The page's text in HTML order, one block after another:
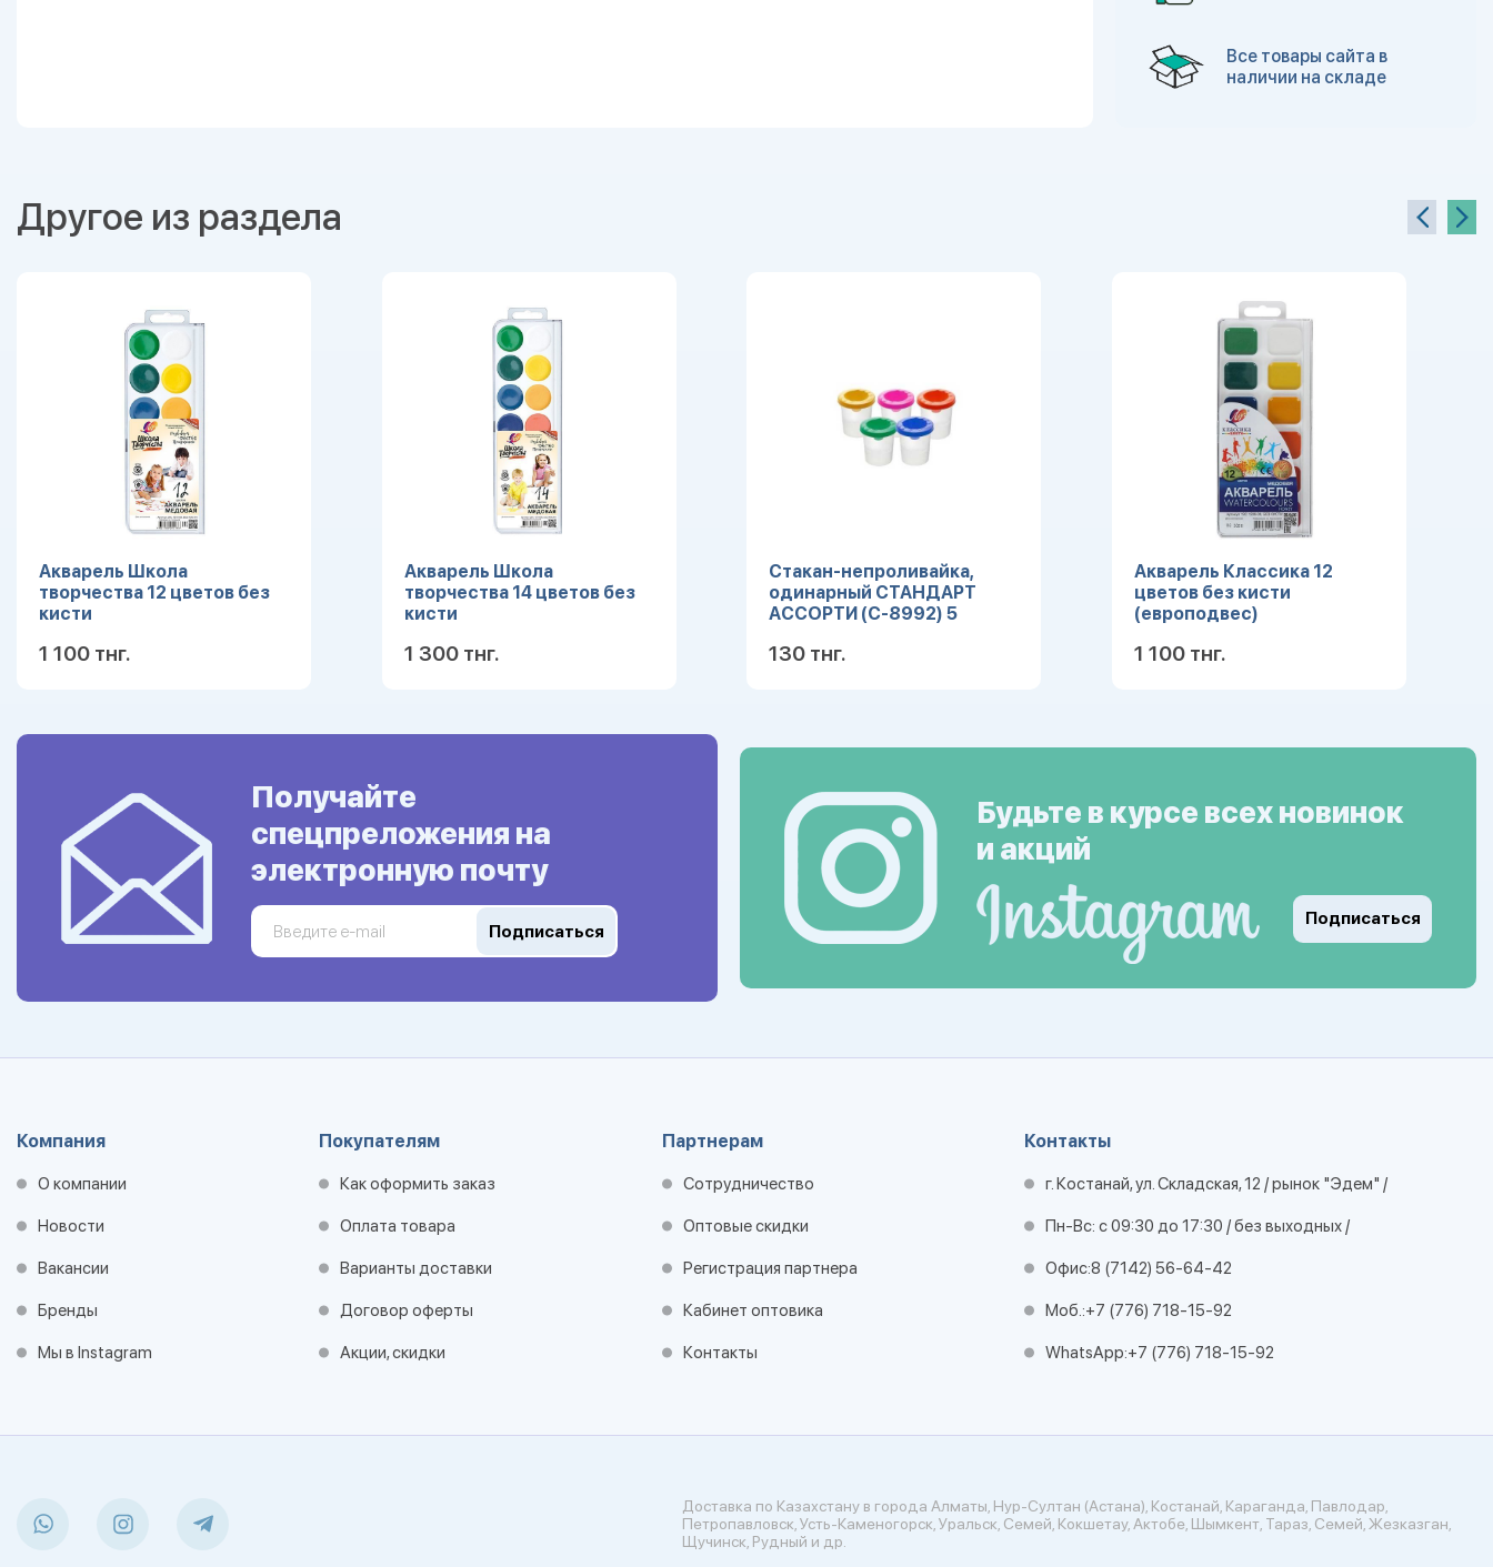
Все товары сайта в
наличии на складе
Другое из раздела
Акварель Школа
творчества 12 цветов без
кисти
1 100 тнг.
Акварель Школа
творчества 14 цветов без
кисти
1 300 тнг.
Стакан-непроливайка,
одинарный СТАНДАРТ
АССОРТИ (С-8992) 5
130 тнг.
Акварель Классика 12
цветов без кисти
(европодвес)
1 100 тнг.
Получайте
спецпреложения на
электронную почту
Подписаться
Будьте в курсе всех новинок
и акций
Подписаться
Компания
О компании
Новости
Вакансии
Бренды
Мы в Instagram
Покупателям
Как оформить заказ
Оплата товара
Варианты доставки
Договор оферты
Акции, скидки
Партнерам
Сотрудничество
Оптовые скидки
Регистрация партнера
Кабинет оптовика
Контакты
Контакты
г. Костанай, ул. Складская, 12 / рынок "Эдем" /
Пн-Вс: с 09:30 до 17:30 / без выходных /
Офис:8 (7142) 56-64-42
Моб.:+7 (776) 718-15-92
WhatsApp:+7 (776) 718-15-92
Доставка по Казахстану в города Алматы, Нур-Султан (Астана), Костанай, Караганда, Павлодар,
Петропавловск, Усть-Каменогорск, Уральск, Семей, Кокшетау, Актобе, Шымкент, Тараз, Семей, Жезказган,
Щучинск, Рудный и др.